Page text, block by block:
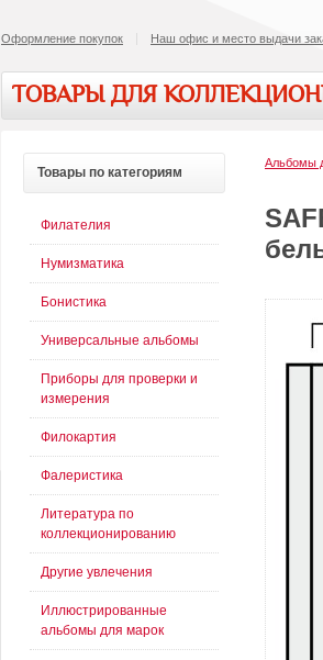
Оформление покупок Наш офис и место выдачи
ТОВАРЫ ДЛЯ
Альбомы
Товары по категориям
Филателия
Нумизматика
Бонистика
Универсальные альбомы
Приборы для проверки и
измерения
Филокартия
Фалеристика
Литература по
коллекционированию
Другие увлечения
Иллюстрированные
альбомы для марок